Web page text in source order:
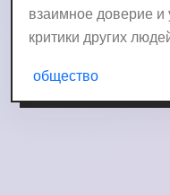
взаимное доверие и
критики других
общество